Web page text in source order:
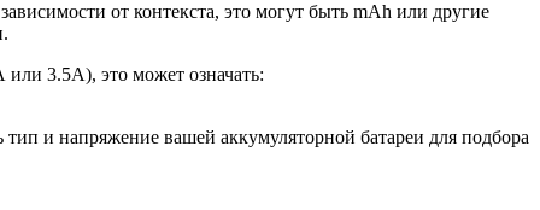
от контекста, это могут быть mAh или другие
или 3.5А), это может означать:
и напряжение вашей аккумуляторной батареи для подбора